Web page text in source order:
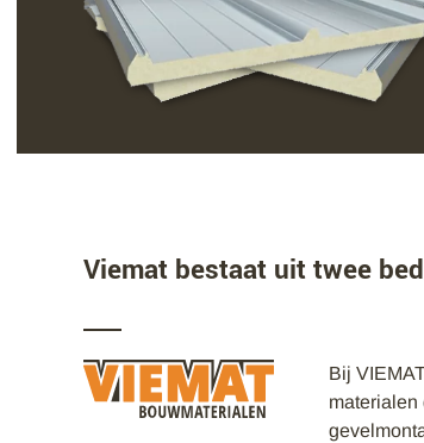
Viemat bestaat uit twee
Bij
materialen